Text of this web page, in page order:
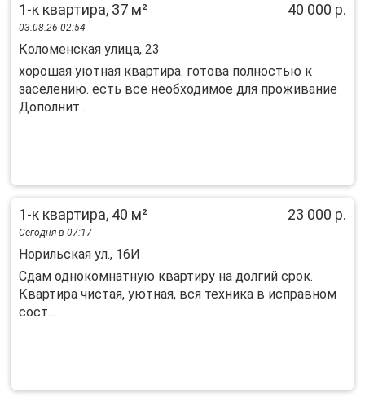
1-к квартира, 37 м² 40 000 р.
03.08.26 02:54
Коломенская улица, 23
хорошая уютная квартира. готова полностью к
заселению. есть все необходимое для проживание
Дополнит...
1-к квартира, 40 м² 23 000 р.
Сегодня в 07:17
Норильская ул., 16И
Сдам однокомнатную квартиру на долгий срок.
Квартира чистая, уютная, вся техника в исправном
сост...